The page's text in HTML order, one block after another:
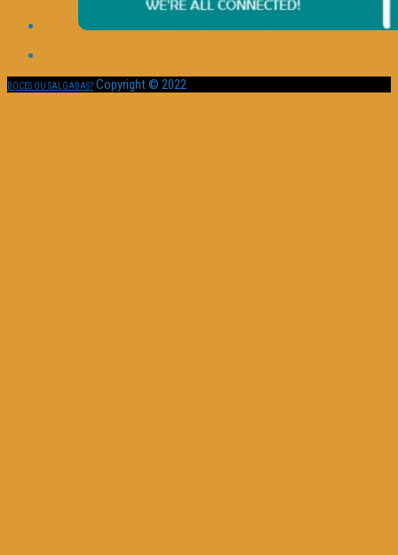
DOCES OU SALGADAS? Copyright © 2022